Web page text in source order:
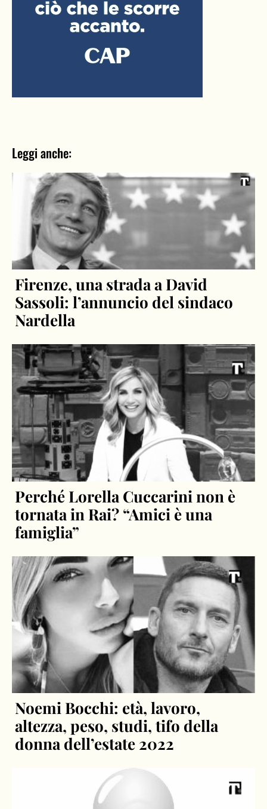
Leggi anche:
Firenze, una strada a David
Sassoli: l’annuncio del sindaco
Nardella
Perché Lorella Cuccarini non è
tornata in Rai? “Amici è una
famiglia”
Noemi Bocchi: età, lavoro,
altezza, peso, studi, tifo della
donna dell’estate 2022